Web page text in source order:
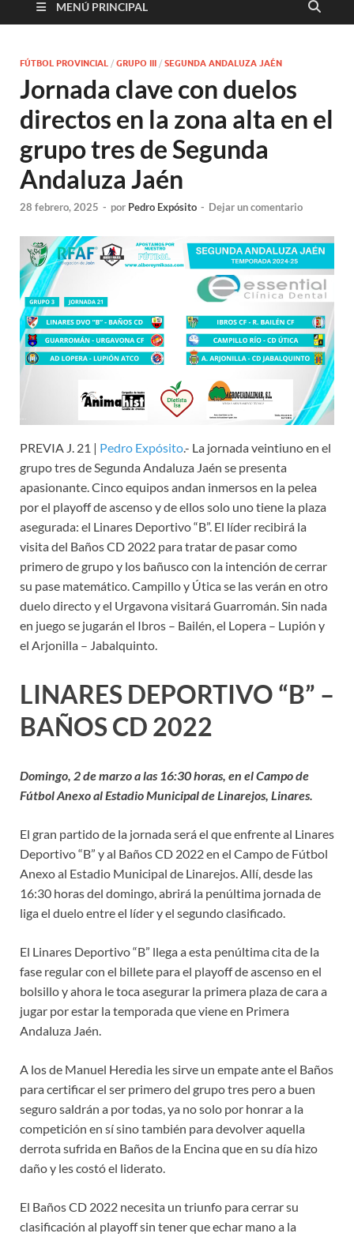
MENÚ PRINCIPAL
FÚTBOL PROVINCIAL / GRUPO III / SEGUNDA ANDALUZA JAÉN
Jornada clave con duelos
directos en la zona alta en el
grupo tres de Segunda
Andaluza Jaén
28 febrero, 2025 - por Pedro Expósito - Dejar un comentario
PREVIA J. 21 | Pedro Expósito.- La jornada veintiuno en el
grupo tres de Segunda Andaluza Jaén se presenta
apasionante. Cinco equipos andan inmersos en la pelea
por el playoff de ascenso y de ellos solo uno tiene la plaza
asegurada: el Linares Deportivo “B”. El líder recibirá la
visita del Baños CD 2022 para tratar de pasar como
primero de grupo y los bañusco con la intención de cerrar
su pase matemático. Campillo y Útica se las verán en otro
duelo directo y el Urgavona visitará Guarromán. Sin nada
en juego se jugarán el Ibros – Bailén, el Lopera – Lupión y
el Arjonilla – Jabalquinto.
LINARES DEPORTIVO “B” –
BAÑOS CD 2022
Domingo, 2 de marzo a las 16:30 horas, en el Campo de
Fútbol Anexo al Estadio Municipal de Linarejos, Linares.
El gran partido de la jornada será el que enfrente al Linares
Deportivo “B” y al Baños CD 2022 en el Campo de Fútbol
Anexo al Estadio Municipal de Linarejos. Allí, desde las
16:30 horas del domingo, abrirá la penúltima jornada de
liga el duelo entre el líder y el segundo clasificado.
El Linares Deportivo “B” llega a esta penúltima cita de la
fase regular con el billete para el playoff de ascenso en el
bolsillo y ahora le toca asegurar la primera plaza de cara a
jugar por estar la temporada que viene en Primera
Andaluza Jaén.
A los de Manuel Heredia les sirve un empate ante el Baños
para certificar el ser primero del grupo tres pero a buen
seguro saldrán a por todas, ya no solo por honrar a la
competición en sí sino también para devolver aquella
derrota sufrida en Baños de la Encina que en su día hizo
daño y les costó el liderato.
El Baños CD 2022 necesita un triunfo para cerrar su
clasificación al playoff sin tener que echar mano a la